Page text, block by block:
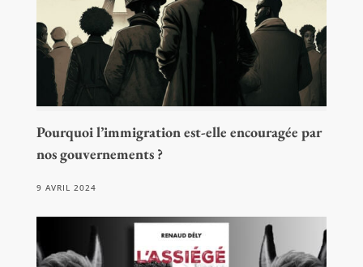
Pourquoi l’immigration est-elle encouragée par
nos gouvernements ?
9 AVRIL 2024